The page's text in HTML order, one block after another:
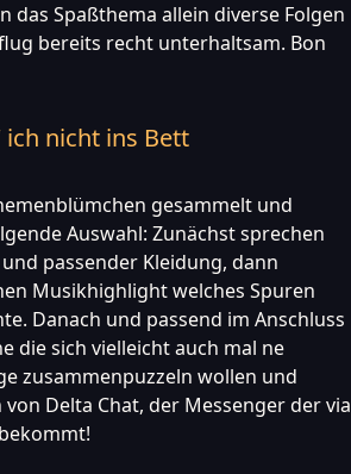
das Spaßthema allein diverse Folgen
bereits recht unterhaltsam. Bon
ich nicht ins Bett
gesammelt und
Auswahl: Zunächst sprechen
passender Kleidung, dann
Musikhighlight welches Spuren
Danach und passend im Anschluss
die sich vielleicht auch mal ne
zusammenpuzzeln wollen und
Delta Chat, der Messenger der via